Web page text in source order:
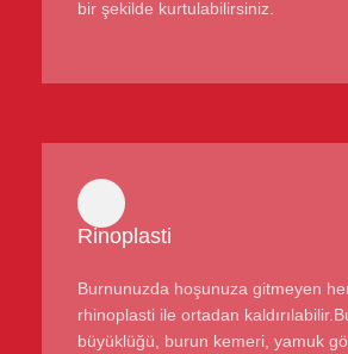
bir şekilde kurtulabilirsiniz.
Rinoplasti
Burnunuzda hoşunuza gitmeyen
rhinoplasti ile ortadan
büyüklüğü, burun kemeri, yamuk